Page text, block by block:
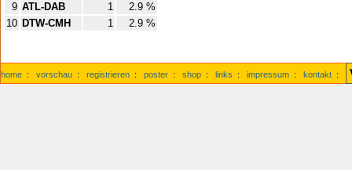
9 ATL-DAB 1
2.9 %
10 DTW-CMH 1 2.9 %
home : vorschau : registrieren : poster : shop : links : impressum : kontakt :